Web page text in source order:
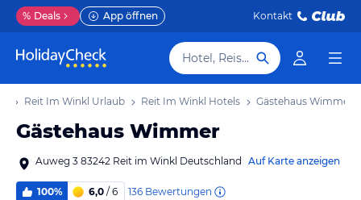
% Deals App öffnen Kontakt
Hotel, Reiseziel
Reit Im Winkl Urlaub Reit Im Winkl Hotels Gästehaus Wimmer
Gästehaus Wimmer
Auweg 3 83242 Reit im Winkl Deutschland Auf Karte anzeigen
100% 6,0 / 6 136 Bewertungen